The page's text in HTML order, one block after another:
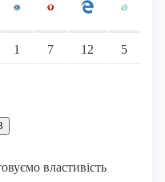
1 7 12 5
властивість